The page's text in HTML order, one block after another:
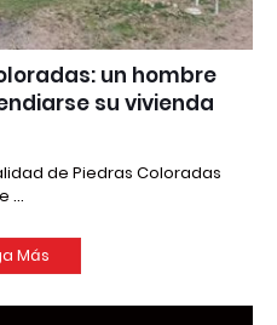
un hombre
su vivienda
de Piedras Coloradas
…
Más